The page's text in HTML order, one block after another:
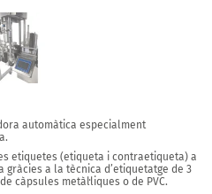
automàtica especialment
.
etiquetes (etiqueta i contraetiqueta) a
gràcies a la tècnica d’etiquetatge de 3
càpsules metàl·liques o de PVC.